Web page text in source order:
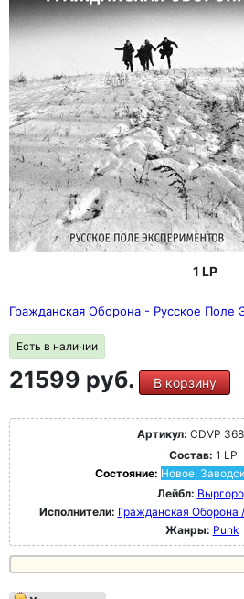
1 LP
Гражданская Оборона - Русское Поле
Есть в наличии
21599 руб. В корзину
Артикул: CDVP
Состав: 1 LP
Состояние: Новое.
Лейбл:
Исполнители: Гражданская Оборона
Жанры: Punk